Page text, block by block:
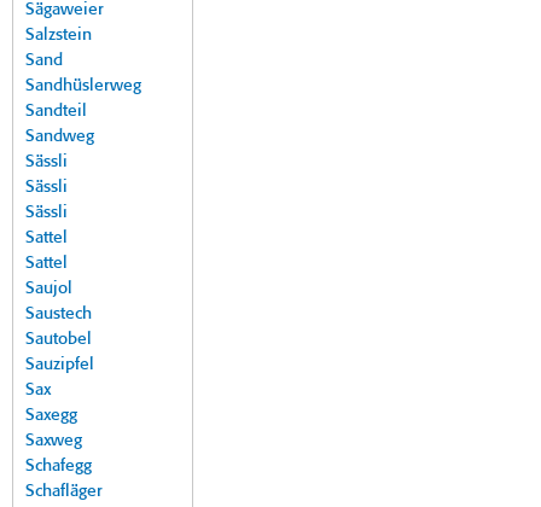
Sägaweier
Salzstein
Sand
Sandhüslerweg
Sandteil
Sandweg
Sässli
Sässli
Sässli
Sattel
Sattel
Saujol
Saustech
Sautobel
Sauzipfel
Sax
Saxegg
Saxweg
Schafegg
Schafläger